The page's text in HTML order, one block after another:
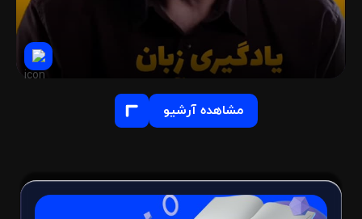
مشاهده آرشیو